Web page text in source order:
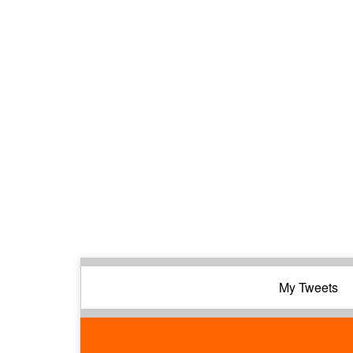
My Tweets